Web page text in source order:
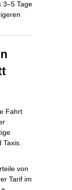
3–5 Tage
Fahrt
von
Tarif im